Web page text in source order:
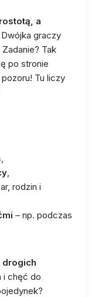
a
Dwójka graczy
Tak
po stronie
Tu liczy
,
,
rodzin i
– np. podczas
drogich
i chęć do